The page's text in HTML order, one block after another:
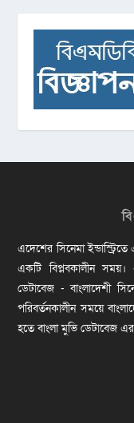
এদেশের সিনেমা
একটি বিপ্লবকালীন
ডেটাবেজ - বাংলাদেশী
পরিবর্তনকালীন সময়ে
হতে বাংলা মুভি ডেটাবেজ